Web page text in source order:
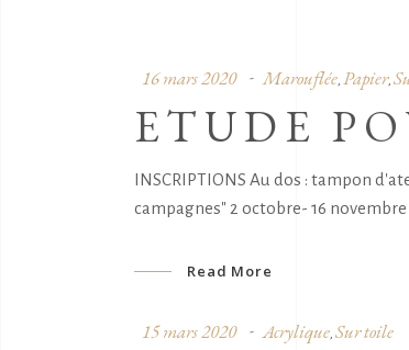
16 mars 2020 Marouflée Papier,
ETUDE
INSCRIPTIONS Au dos : tampon
campagnes" 2 octobre- 16 novembre
Read More
15 mars 2020 Acrylique, Sur toile